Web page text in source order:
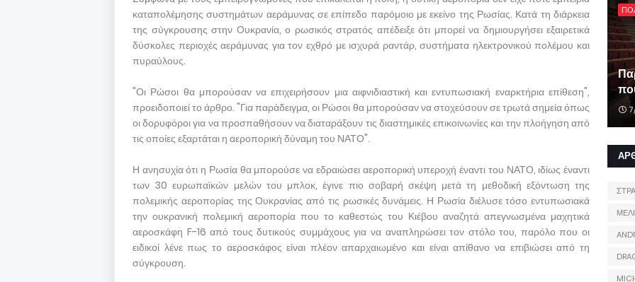
καταπολέμησης συστημάτων αεράμυνας σε επίπεδο παρόμοιο με εκείνο της Ρωσίας. Κατά τη διάρκεια
της σύγκρουσης στην Ουκρανία, ο ρωσικός στρατός απέδειξε ότι μπορεί να δημιουργήσει εξαιρετικά
δύσκολες περιοχές αεράμυνας για τον εχθρό με ισχυρά ραντάρ, συστήματα ηλεκτρονικού πολέμου και
πυραύλους.
"Οι Ρώσοι θα μπορούσαν να επιχειρήσουν μια αιφνιδιαστική και εντυπωσιακή εναρκτήρια επίθεση",
προειδοποιεί το άρθρο. "Για παράδειγμα, οι Ρώσοι θα μπορούσαν να στοχεύσουν σε τρωτά σημεία όπως
οι δορυφόροι για να προσπαθήσουν να διαταράξουν τις διαστημικές επικοινωνίες και την πλοήγηση από
τις οποίες εξαρτάται η αεροπορική δύναμη του ΝΑΤΟ".
Η ανησυχία ότι η Ρωσία θα μπορούσε να εδραιώσει αεροπορική υπεροχή έναντι του ΝΑΤΟ, ιδίως έναντι
των 30 ευρωπαϊκών μελών του μπλοκ, έγινε πιο σοβαρή σκέψη μετά τη μεθοδική εξόντωση της
πολεμικής αεροπορίας της Ουκρανίας από τις ρωσικές δυνάμεις. Η Ρωσία διέλυσε τόσο εντυπωσιακά
την ουκρανική πολεμική αεροπορία που το καθεστώς του Κιέβου αναζητά απεγνωσμένα μαχητικά
αεροσκάφη F-16 από τους δυτικούς συμμάχους για να αναπληρώσει τον στόλο του, παρόλο που οι
ειδικοί λένε πως το αεροσκάφος είναι πλέον απαρχαιωμένο και είναι απίθανο να επιβιώσει από τη
σύγκρουση.